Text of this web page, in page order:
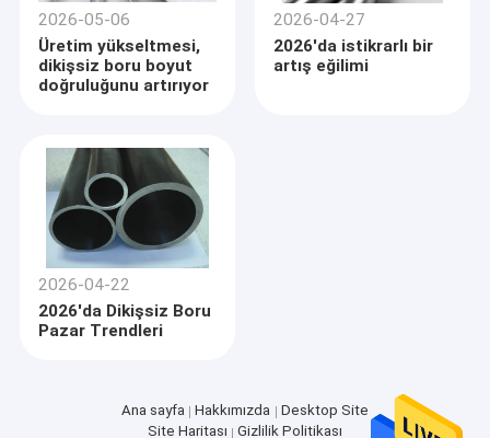
2026-05-06
Üretim yükseltmesi,
dikişsiz boru boyut
doğruluğunu artırıyor
2026-04-27
2026'da istikrarlı bir
artış eğilimi
2026-04-22
2026'da Dikişsiz Boru
Pazar Trendleri
Ana sayfa Hakkımızda
Desktop Site
Site Haritası
Gizlilik Politikası